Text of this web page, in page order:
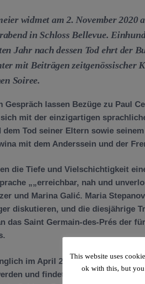
widmet am2. November 2020
in Schloss Bellevue.
Jahr nach dessen Tod ehrt der
mit Beiträgen zeitgenössischer
Soiree.
Gespräch lassen Bezüge zu Paul
mit der einzigartigen
Tod seiner Eltern sowie
mit dem Anderssein und der
die Tiefe und Vielschichtigkeit
„erreichbar, nah und
und Marina Galić. Maria
diskutieren, und die diesjährige
das Saint Germain-des-Prés der
im April 2020 stattfinden,
und findet nun in einer vor
This website uses
ok with this, but